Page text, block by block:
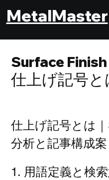
MetalMaster
Surface
仕上げ記号と
仕上げ記号とは
分析と記事構成案
1. 用語定義と検